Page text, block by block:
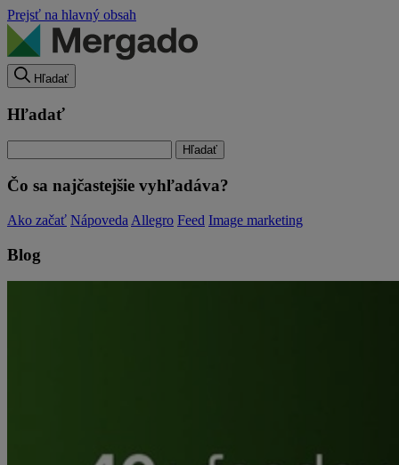
Prejsť na hlavný obsah
Hľadať
Hľadať
Čo sa najčastejšie vyhľadáva?
Ako začať Nápoveda Allegro Feed Image marketing
Blog